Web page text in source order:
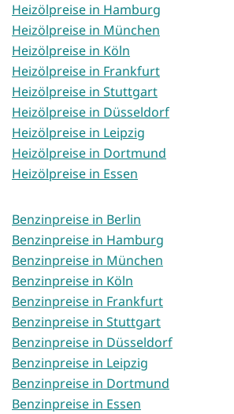
Heizölpreise in Hamburg
Heizölpreise in München
Heizölpreise in Köln
Heizölpreise in Frankfurt
Heizölpreise in Stuttgart
Heizölpreise in Düsseldorf
Heizölpreise in Leipzig
Heizölpreise in Dortmund
Heizölpreise in Essen
Benzinpreise in Berlin
Benzinpreise in Hamburg
Benzinpreise in München
Benzinpreise in Köln
Benzinpreise in Frankfurt
Benzinpreise in Stuttgart
Benzinpreise in Düsseldorf
Benzinpreise in Leipzig
Benzinpreise in Dortmund
Benzinpreise in Essen